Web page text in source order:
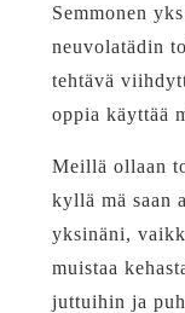
Semmonen
neuvolatädin
tehtävä
oppia käyttää
Meillä ollaan
kyllä mä saan
yksinäni,
muistaa
juttuihin ja